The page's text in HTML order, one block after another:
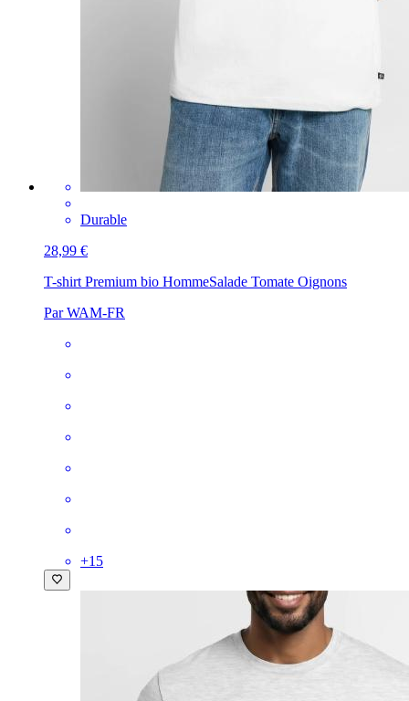
Durable
28,99 €
T-shirt Premium bio HommeSalade Tomate Oignons
Par WAM-FR
+15